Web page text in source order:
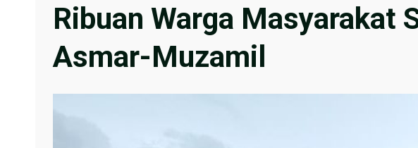
Ribuan Warga Masyarakat
Asmar-Muzamil